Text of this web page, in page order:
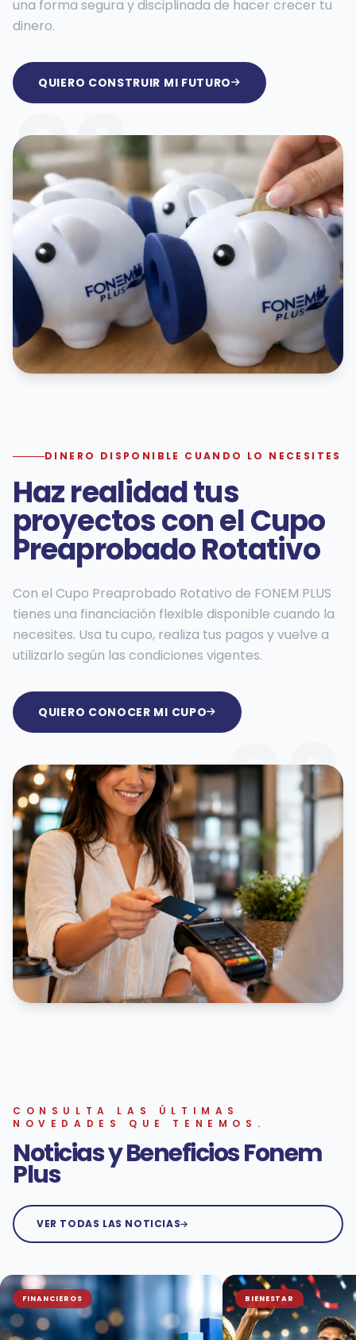
una forma segura y disciplinada de hacer crecer tu
dinero.
QUIERO CONSTRUIR MI FUTURO
02
DINERO DISPONIBLE CUANDO LO NECESITES
Haz realidad tus
proyectos con el Cupo
Preaprobado Rotativo
Con el Cupo Preaprobado Rotativo de FONEM PLUS
tienes una financiación flexible disponible cuando la
necesites. Usa tu cupo, realiza tus pagos y vuelve a
utilizarlo según las condiciones vigentes.
QUIERO CONOCER MI CUPO
03
CONSULTA LAS ÚLTIMAS
NOVEDADES QUE TENEMOS.
Noticias y BeneficiosFonem
Plus
VER TODAS LAS NOTICIAS
FINANCIEROS BIENESTAR